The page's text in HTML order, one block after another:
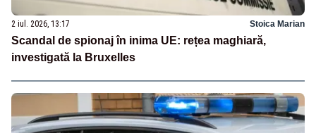
2 iul. 2026, 13:17 Stoica Marian
Scandal de spionaj în inima UE: rețea maghiară,
investigată la Bruxelles